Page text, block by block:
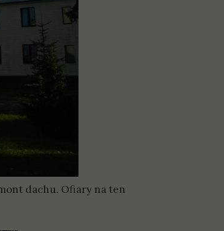
dachu. Ofiary na ten